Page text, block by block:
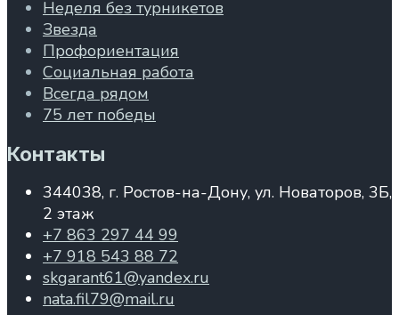
Неделя без турникетов
Звезда
Профориентация
Социальная работа
Всегда рядом
75 лет победы
Контакты
344038, г. Ростов-на-Дону, ул. Новаторов, 3Б,
2 этаж
+7 863 297 44 99
+7 918 543 88 72
skgarant61@yandex.ru
nata.fil79@mail.ru